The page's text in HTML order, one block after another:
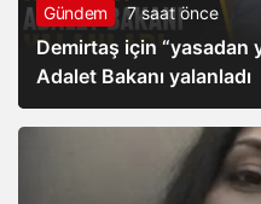
Gündem 7 saat önce
Demirtaş için “yasadan
Adalet Bakanı yalanladı